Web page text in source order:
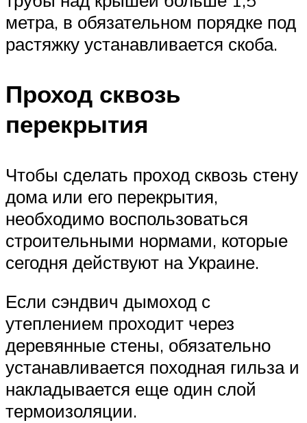
метра, в обязательном порядке под
растяжку устанавливается скоба.
Проход сквозь
перекрытия
Чтобы сделать проход сквозь стену
дома или его перекрытия,
необходимо воспользоваться
строительными нормами, которые
сегодня действуют на Украине.
Если сэндвич дымоход с
утеплением проходит через
деревянные стены, обязательно
устанавливается походная гильза и
накладывается еще один слой
термоизоляции.